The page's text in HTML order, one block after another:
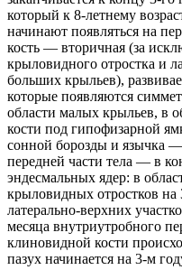
который к 8-летнему
начинают появляться на
кость — вторичная (за
крыловидного отростка и
больших крыльев),
которые появляются
области малых крыльев, в
кости под гипофизарной
сонной борозды и язычка —
передней части тела — в
эндесмальных ядер: в
крыловидных отростков на
латерально-верхних
месяца внутриутробного
клиновидной кости
пазух начинается на 3-м